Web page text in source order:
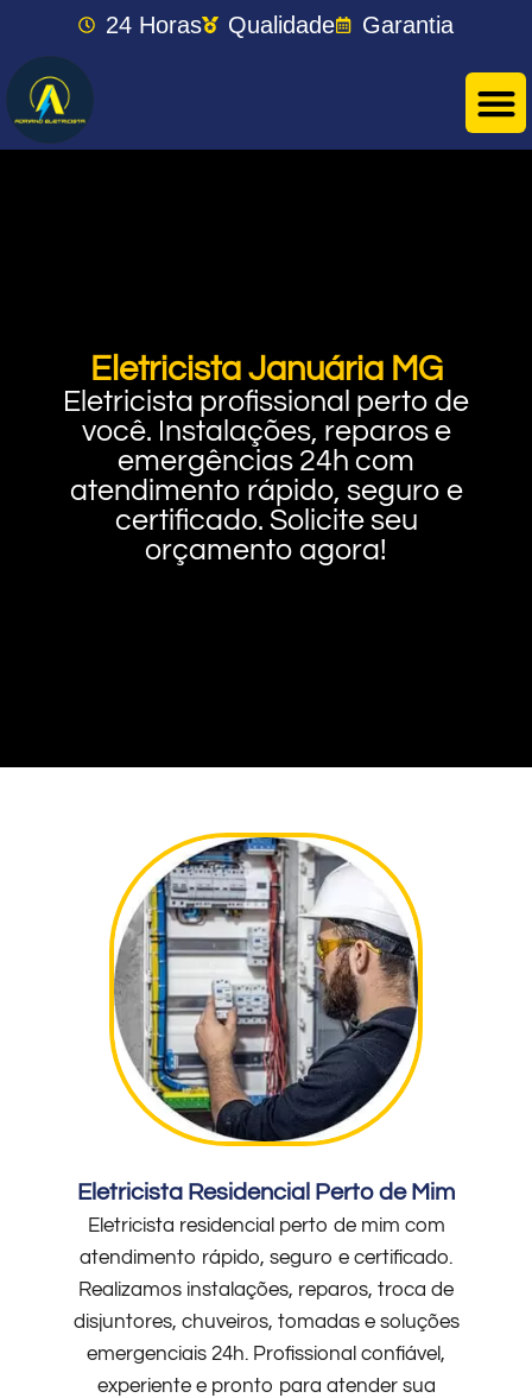
24 Horas Qualidade Garantia
Eletricista Januária MG
Eletricista profissional perto de
você. Instalações, reparos e
emergências 24h com
atendimento rápido, seguro e
certificado. Solicite seu
orçamento agora!
Eletricista Residencial Perto de Mim
Eletricista residencial perto de mim com
atendimento rápido, seguro e certificado.
Realizamos instalações, reparos, troca de
disjuntores, chuveiros, tomadas e soluções
emergenciais 24h. Profissional confiável,
experiente e pronto para atender sua